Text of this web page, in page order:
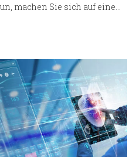
machen Sie sich auf eine
lautet: Ja, aber nur in
kleinere Eingriffe
unserer geliebten
so, als würde man einem
schneiden, aber für das
braucht man den